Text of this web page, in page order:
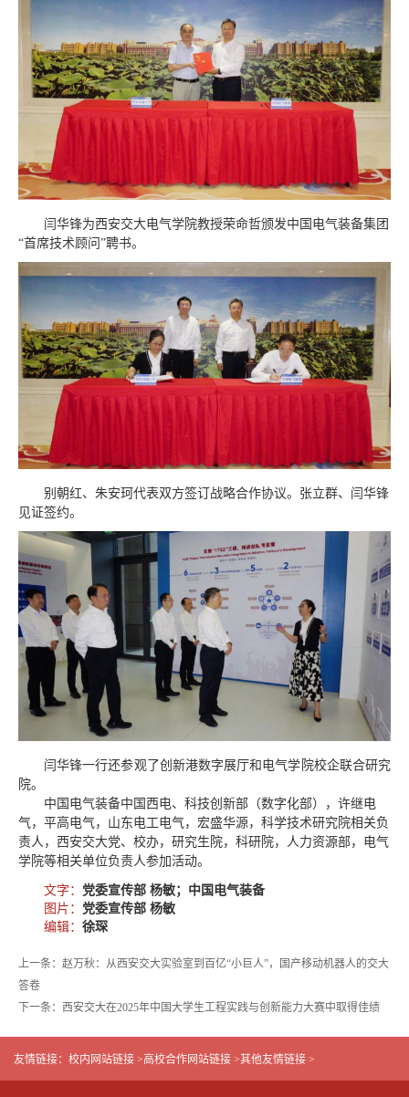
闫华锋为西安交大电气学院教授荣命哲颁发中国电气装备集团
“首席技术顾问”聘书。
别朝红、朱安珂代表双方签订战略合作协议。张立群、闫华锋
见证签约。
闫华锋一行还参观了创新港数字展厅和电气学院校企联合研究
院。
中国电气装备中国西电、科技创新部（数字化部），许继电
气，平高电气，山东电工电气，宏盛华源，科学技术研究院相关负
责人，西安交大党、校办，研究生院，科研院，人力资源部，电气
学院等相关单位负责人参加活动。
文字： 党委宣传部 杨敏；中国电气装备
图片： 党委宣传部 杨敏
编辑： 徐琛
上一条：赵万秋：从西安交大实验室到百亿“小巨人”，国产移动机器人的交大
答卷
下一条：西安交大在2025年中国大学生工程实践与创新能力大赛中取得佳绩
友情链接： 校内网站链接 >高校合作网站链接 >其他友情链接 >